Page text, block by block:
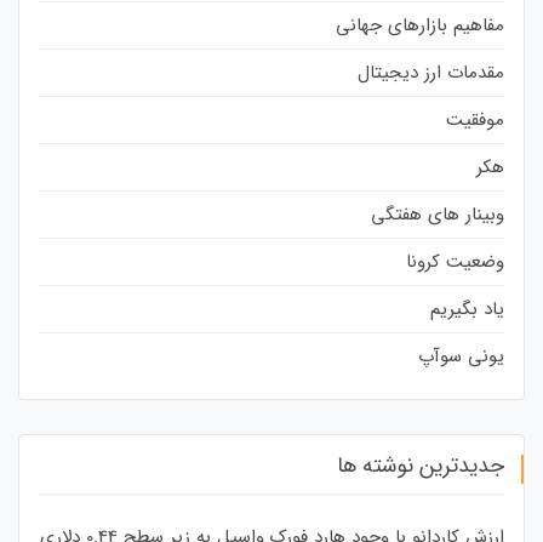
مفاهیم بازارهای جهانی
مقدمات ارز دیجیتال
موفقیت
هکر
وبینار های هفتگی
وضعیت کرونا
یاد بگیریم
یونی سوآپ
جدیدترین نوشته ها